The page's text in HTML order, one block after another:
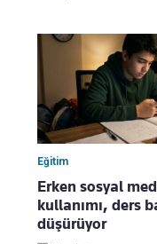
Eğitim
Erken sosyal
kullanımı, ders
düşürüyor